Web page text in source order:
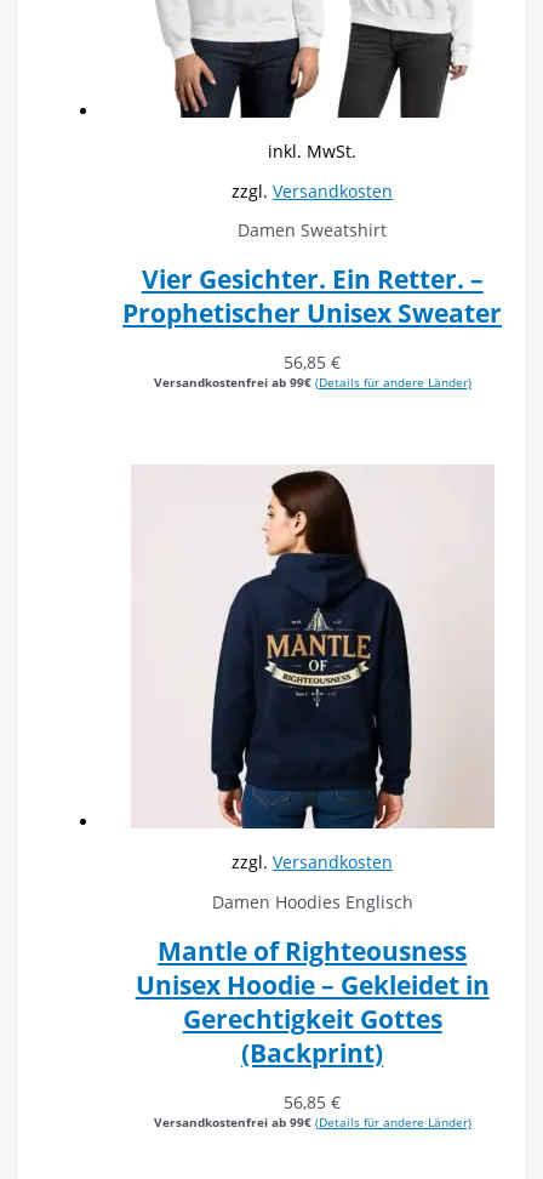
inkl. MwSt.
zzgl.Versandkosten
Damen Sweatshirt
Vier Gesichter. Ein Retter. –
Prophetischer Unisex Sweater
56,85€
Versandkostenfrei ab 99€ (Details für andere Länder)
zzgl.Versandkosten
Damen Hoodies Englisch
Mantle of Righteousness
Unisex Hoodie – Gekleidet in
Gerechtigkeit Gottes
(Backprint)
56,85€
Versandkostenfrei ab 99€ (Details für andere Länder)